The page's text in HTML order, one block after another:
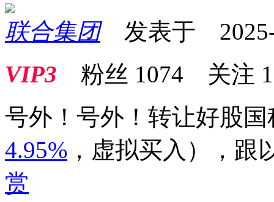
联合集团发表于 2025-
VIP3 粉丝 1074 关注 1
号外！号外！转让好股国
4.95% ， 虚拟买入 ）
，跟
赏